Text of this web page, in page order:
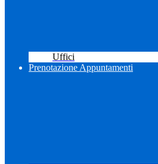
Uffici
Prenotazione Appuntamenti